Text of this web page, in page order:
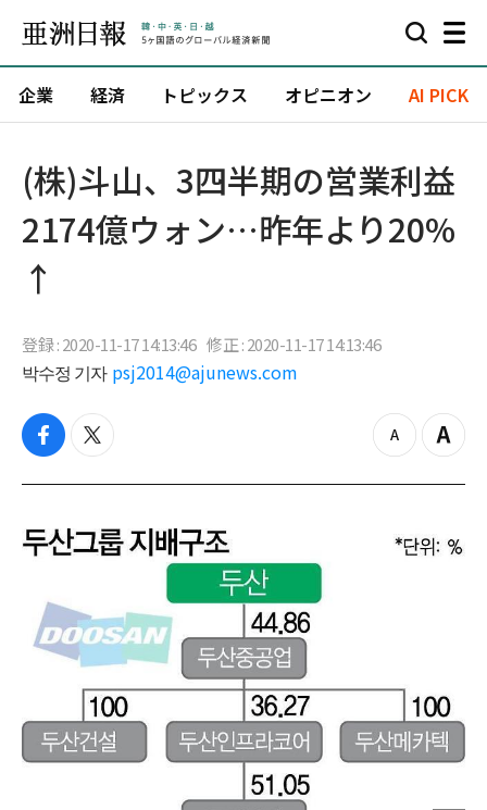
企業 経済 トピックス オピニオン AI PICK
(株)斗山、3四半期の営業利益
2174億ウォン…昨年より20%
↑
登録 : 2020-11-17 14:13:46 修正 : 2020-11-17 14:13:46
박수정 기자 psj2014@ajunews.com
f
c
b
o
t
i
t
e
z
o
u
Z
o
n